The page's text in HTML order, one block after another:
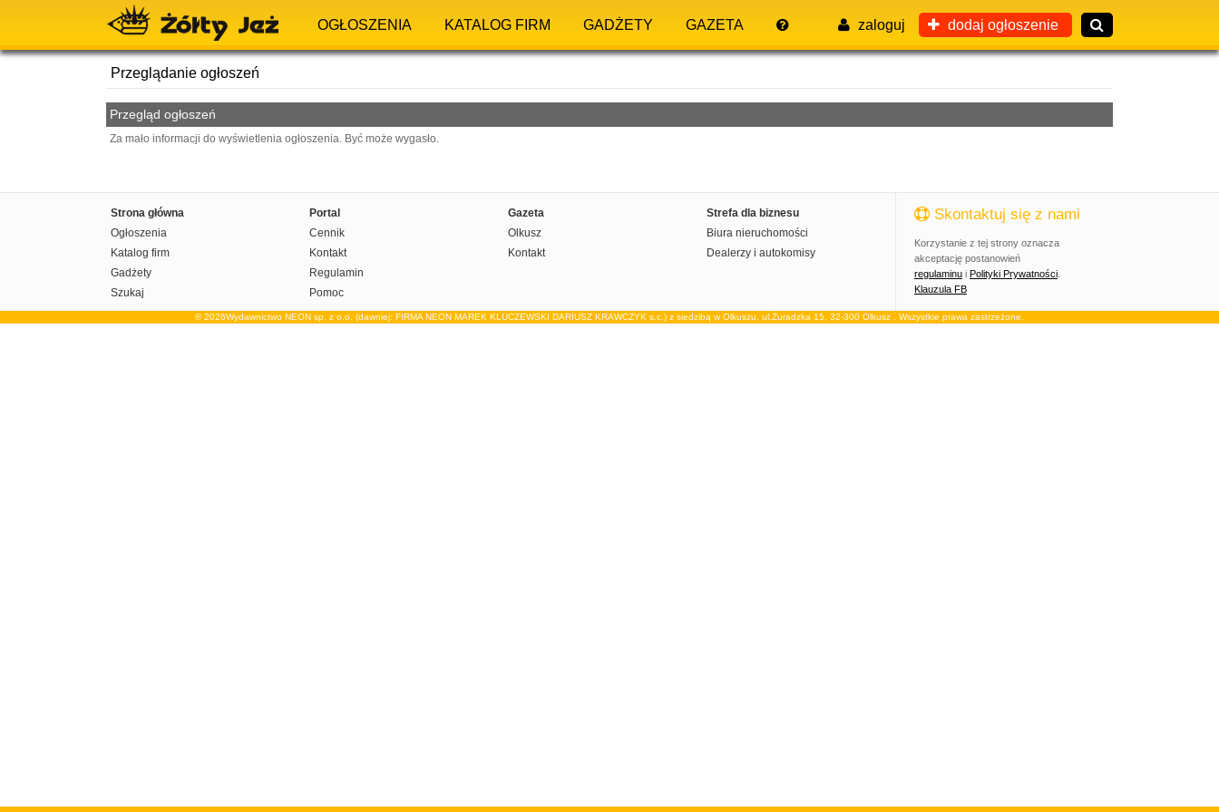
OGŁOSZENIA KATALOG FIRM GADŻETY GAZETA zaloguj dodaj ogłoszenie
Przeglądanie ogłoszeń
Przegląd ogłoszeń
Za mało informacji do wyświetlenia ogłoszenia. Być może wygasło.
Strona główna
Ogłoszenia
Katalog firm
Gadżety
Szukaj
Portal
Cennik
Kontakt
Regulamin
Pomoc
Gazeta
Olkusz
Kontakt
Strefa dla biznesu
Biura nieruchomości
Dealerzy i autokomisy
Skontaktuj się z nami
Korzystanie z tej strony oznacza
akceptację postanowień
regulaminu i Polityki Prywatności
Klauzula FB
© 2026Wydawnictwo NEON sp. z o.o. (dawniej: FIRMA NEON MAREK KLUCZEWSKI DARIUSZ KRAWCZYK s.c.) z siedzibą w Olkuszu, ul.Żuradzka 15, 32-300 Olkusz . Wszystkie prawa zastrzeżone.